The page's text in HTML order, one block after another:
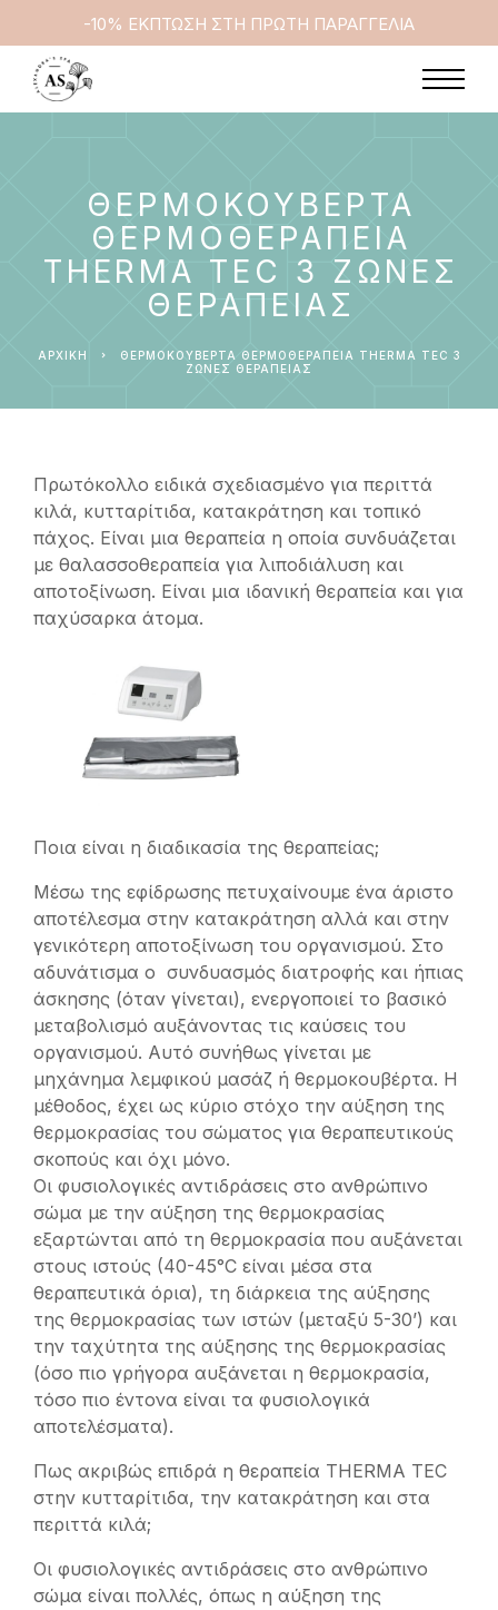
-10% ΕΚΠΤΩΣΗ ΣΤΗ ΠΡΩΤΗ ΠΑΡΑΓΓΕΛΙΑ
ΘΕΡΜΟΚΟΥΒΕΡΤΑ
ΘΕΡΜΟΘΕΡΑΠΕΙΑ
THERMA TEC 3 ΖΩΝΕΣ
ΘΕΡΑΠΕΙΑΣ
ΑΡΧΙΚΉ
ΘΕΡΜΟΚΟΥΒΕΡΤΑ ΘΕΡΜΟΘΕΡΑΠΕΙΑ THERMA TEC 3
ΖΩΝΕΣ ΘΕΡΑΠΕΙΑΣ
Πρωτόκολλο ειδικά σχεδιασμένο για περιττά
κιλά, κυτταρίτιδα, κατακράτηση και τοπικό
πάχος. Είναι μια θεραπεία η οποία συνδυάζεται
με θαλασσοθεραπεία για λιποδιάλυση και
αποτοξίνωση. Είναι μια ιδανική θεραπεία και για
παχύσαρκα άτομα.
Ποια είναι η διαδικασία της θεραπείας;
Μέσω της εφίδρωσης πετυχαίνουμε ένα άριστο
αποτέλεσμα στην κατακράτηση αλλά και στην
γενικότερη αποτοξίνωση του οργανισμού. Στο
αδυνάτισμα ο συνδυασμός διατροφής και ήπιας
άσκησης (όταν γίνεται), ενεργοποιεί το βασικό
μεταβολισμό αυξάνοντας τις καύσεις του
οργανισμού. Αυτό συνήθως γίνεται με
μηχάνημα λεμφικού μασάζ ή θερμοκουβέρτα. Η
μέθοδος, έχει ως κύριο στόχο την αύξηση της
θερμοκρασίας του σώματος για θεραπευτικούς
σκοπούς και όχι μόνο.
Οι φυσιολογικές αντιδράσεις στο ανθρώπινο
σώμα με την αύξηση της θερμοκρασίας
εξαρτώνται από τη θερμοκρασία που αυξάνεται
στους ιστούς (40-45°C είναι μέσα στα
θεραπευτικά όρια), τη διάρκεια της αύξησης
της θερμοκρασίας των ιστών (μεταξύ 5-30’) και
την ταχύτητα της αύξησης της θερμοκρασίας
(όσο πιο γρήγορα αυξάνεται η θερμοκρασία,
τόσο πιο έντονα είναι τα φυσιολογικά
αποτελέσματα).
Πως ακριβώς επιδρά η θεραπεία THERMA TEC
στην κυτταρίτιδα, την κατακράτηση και στα
περιττά κιλά;
Οι φυσιολογικές αντιδράσεις στο ανθρώπινο
σώμα είναι πολλές, όπως η αύξηση της